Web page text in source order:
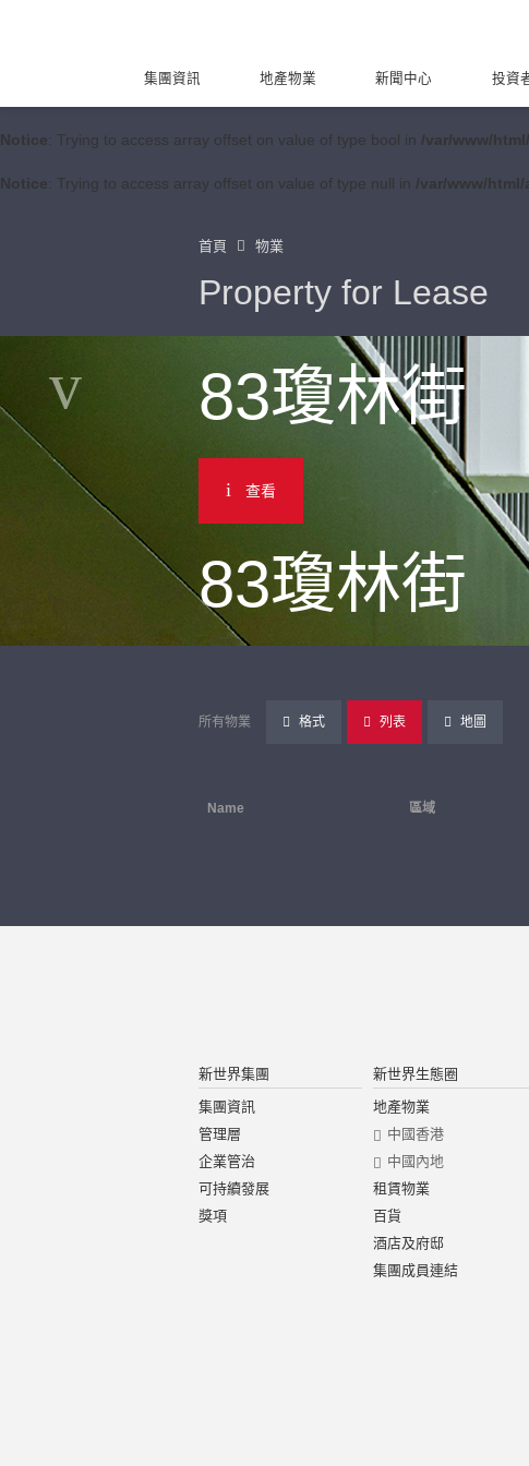
Notice: Trying to access array offset on value of type bool in /var/www/
Notice: Trying to access array offset on value of type null in /var/www/
集團資訊 地產物業 新聞中心 投資
首頁 物業
Property for Lease
83瓊林街
查看
83瓊林街
所有物業 格式 列表 地圖
Name 區域
新世界集團
集團資訊
管理層
企業管治
可持續發展
獎項
新世界生態圈
地產物業
中國香港
中國內地
租賃物業
百貨
酒店及府邸
集團成員連結